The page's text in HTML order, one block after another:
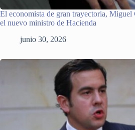
El economista de gran trayectoria, Miguel
el nuevo ministro de Hacienda
junio 30, 2026